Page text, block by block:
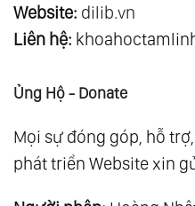
Website: dilib.vn
Liên hệ:
Ủng Hộ - Donate
Mọi sự đóng góp, hỗ
phát triển Website xin